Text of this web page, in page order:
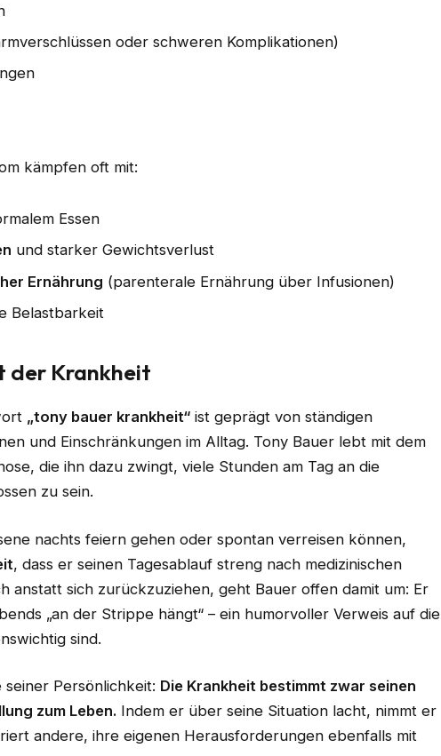
oder schweren Komplikationen)
kämpfen oft mit:
Essen
und starker Gewichtsverlust
Ernährung (parenterale Ernährung über Infusionen)
Belastbarkeit
der Krankheit
„tony bauer krankheit“ ist geprägt von ständigen
und Einschränkungen im Alltag. Tony Bauer lebt mit dem
die ihn dazu zwingt, viele Stunden am Tag an die
zu sein.
nachts feiern gehen oder spontan verreisen können,
, dass er seinen Tagesablauf streng nach medizinischen
anstatt sich zurückzuziehen, geht Bauer offen damit um: Er
„an der Strippe hängt“ – ein humorvoller Verweis auf die
sind.
Persönlichkeit: Die Krankheit bestimmt zwar seinen
zum Leben. Indem er über seine Situation lacht, nimmt er
andere, ihre eigenen Herausforderungen ebenfalls mit